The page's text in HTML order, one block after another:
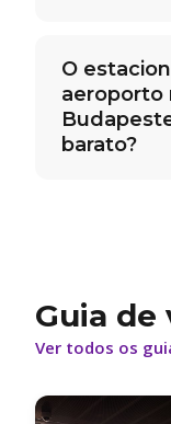
O
aeroporto
barato?
Guia de
Ver todos os